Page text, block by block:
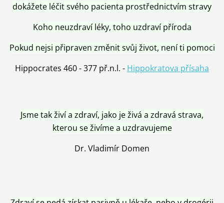
dokážete léčit svého pacienta prostřednictvím stravy
Koho neuzdraví léky, toho uzdraví příroda
Pokud nejsi připraven změnit svůj život, není ti pomoci
Hippocrates 460 - 377 př.n.l. - Hippokratova přísaha
Jsme tak živí a zdraví, jako je živá a zdravá strava,
kterou se živíme a uzdravujeme
Dr. Vladimír Domen